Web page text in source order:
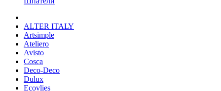
ALTER ITALY
Artsimple
Ateliero
Avisto
Cosca
Deco-Deco
Dulux
Ecovlies